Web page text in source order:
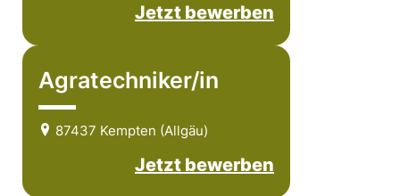
Jetzt bewerben
Agratechniker/in
87437 Kempten (Allgäu)
Jetzt bewerben